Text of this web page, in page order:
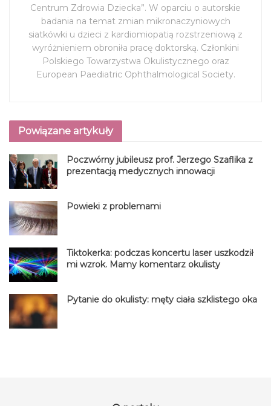
Centrum Zdrowia Dziecka”. W oparciu o autorskie
badania na temat zmian mikronaczyniowych
siatkówki u dzieci z kardiomiopatią rozstrzeniową z
wyróżnieniem obroniła pracę doktorską. Członkini
Polskiego Towarzystwa Okulistycznego oraz
European Paediatric Ophthalmological Society.
Powiązane artykuły
Poczwórny jubileusz prof. Jerzego Szaflika z
prezentacją medycznych innowacji
Powieki z problemami
Tiktokerka: podczas koncertu laser uszkodził
mi wzrok. Mamy komentarz okulisty
Pytanie do okulisty: męty ciała szklistego oka